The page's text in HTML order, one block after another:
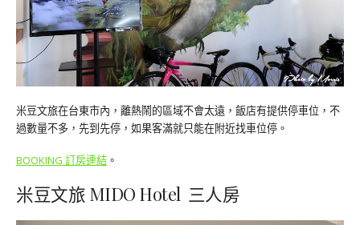
米豆文旅在台東市內，離熱鬧的區域不會太遠，飯店有提供停車位，不
過數量不多，先到先停，如果客滿就只能在附近找車位停。
BOOKING 訂房連結 。
米豆文旅 MIDO Hotel 三人房